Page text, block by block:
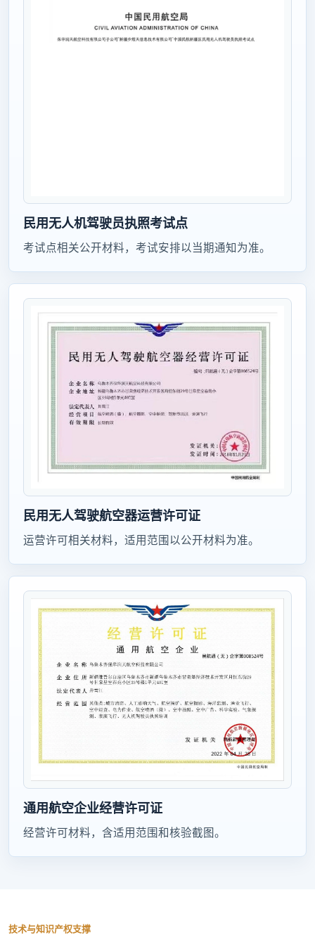
民用无人机驾驶员执照考试点
考试点相关公开材料，考试安排以当期通知为准。
民用无人驾驶航空器运营许可证
运营许可相关材料，适用范围以公开材料为准。
通用航空企业经营许可证
经营许可材料，含适用范围和核验截图。
技术与知识产权支撑